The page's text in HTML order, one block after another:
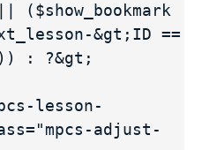
&gt;ID ==
: ?&gt;
lesson-
adjust-